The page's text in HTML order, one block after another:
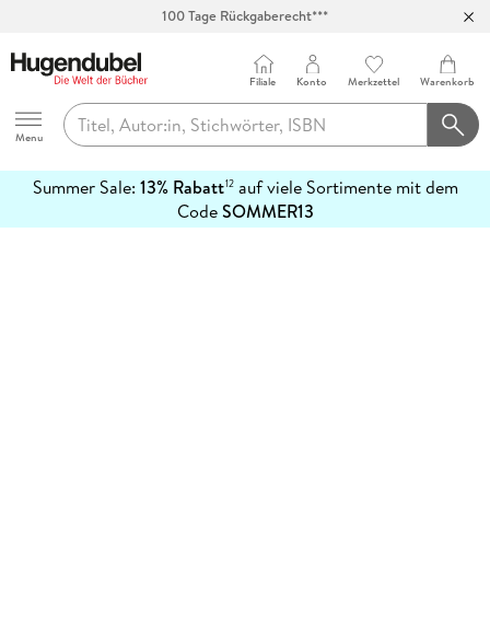
100 Tage Rückgaberecht***
Hugendubel
Menu
Filiale Konto Merkzettel Warenkorb
Summer Sale: 13% Rabatt12auf viele Sortimente mit dem
CodeSOMMER13
erfahren